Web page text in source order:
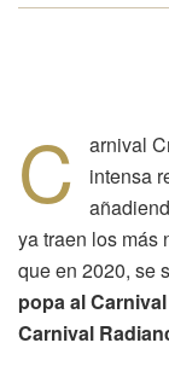
C
arnival
intensa
ya traen los más
que en 2020, se
popa al
Carnival